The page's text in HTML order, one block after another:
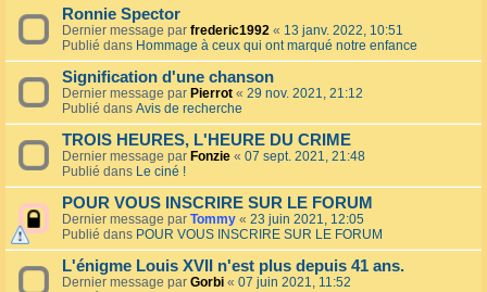
Ronnie Spector
Dernier message par frederic1992 « 13 janv. 2022, 10:51
Publié dans Hommage à ceux qui ont marqué notre enfance
Signification d'une chanson
Dernier message par Pierrot « 29 nov. 2021, 21:12
Publié dans Avis de recherche
TROIS HEURES, L'HEURE DU CRIME
Dernier message par Fonzie « 07 sept. 2021, 21:48
Publié dans Le ciné !
POUR VOUS INSCRIRE SUR LE FORUM
Dernier message par Tommy « 23 juin 2021, 12:05
Publié dans POUR VOUS INSCRIRE SUR LE FORUM
L'énigme Louis XVII n'est plus depuis 41 ans.
Dernier message par Gorbi « 07 juin 2021, 11:52